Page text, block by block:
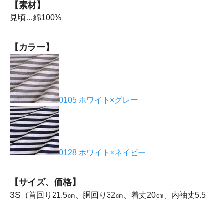
【素材】
見頃…綿100%
【カラー】
0105 ホワイト×グレー
0128 ホワイト×ネイビー
【サイズ、価格】
3S （首回り21.5㎝、胴回り32㎝、着丈20㎝、内袖丈5.5